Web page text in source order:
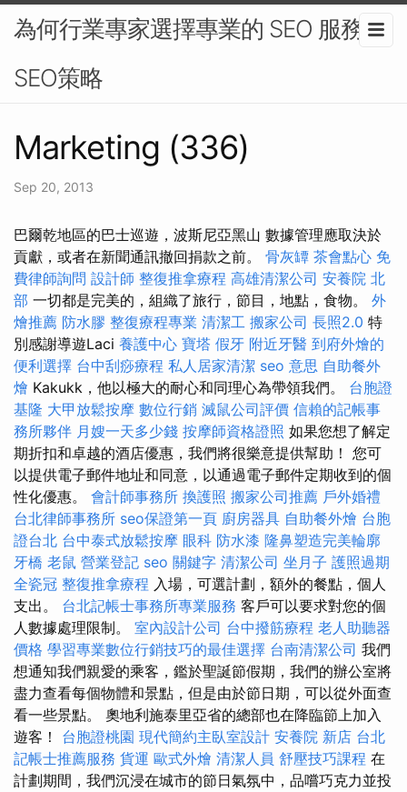
為何行業專家選擇專業的 SEO 服務 -
SEO策略
Marketing (336)
Sep 20, 2013
巴爾乾地區的巴士巡遊，波斯尼亞黑山 數據管理應取決於
貢獻，或者在新聞通訊撤回捐款之前。 骨灰罈 茶會點心 免
費律師詢問 設計師 整復推拿療程 高雄清潔公司 安養院 北
部 一切都是完美的，組織了旅行，節目，地點，食物。 外
燴推薦 防水膠 整復療程專業 清潔工 搬家公司 長照2.0 特
別感謝導遊Laci 養護中心 寶塔 假牙 附近牙醫 到府外燴的
便利選擇 台中刮痧療程 私人居家清潔 seo 意思 自助餐外
燴 Kakukk，他以極大的耐心和同理心為帶領我們。 台胞證
基隆 大甲放鬆按摩 數位行銷 滅鼠公司評價 信賴的記帳事
務所夥伴 月嫂一天多少錢 按摩師資格證照 如果您想了解定
期折扣和卓越的酒店優惠，我們將很樂意提供幫助！ 您可
以提供電子郵件地址和同意，以通過電子郵件定期收到的個
性化優惠。 會計師事務所 換護照 搬家公司推薦 戶外婚禮
台北律師事務所 seo保證第一頁 廚房器具 自助餐外燴 台胞
證台北 台中泰式放鬆按摩 眼科 防水漆 隆鼻塑造完美輪廓
牙橋 老鼠 營業登記 seo 關鍵字 清潔公司 坐月子 護照過期
全瓷冠 整復推拿療程 入場，可選計劃，額外的餐點，個人
支出。 台北記帳士事務所專業服務 客戶可以要求對您的個
人數據處理限制。 室內設計公司 台中撥筋療程 老人助聽器
價格 學習專業數位行銷技巧的最佳選擇 台南清潔公司 我們
想通知我們親愛的乘客，鑑於聖誕節假期，我們的辦公室將
盡力查看每個物體和景點，但是由於節日期，可以從外面查
看一些景點。 奧地利施泰里亞省的總部也在降臨節上加入
遊客！ 台胞證桃園 現代簡約主臥室設計 安養院 新店 台北
記帳士推薦服務 貨運 歐式外燴 清潔人員 舒壓技巧課程 在
計劃期間，我們沉浸在城市的節日氣氛中，品嚐巧克力並投